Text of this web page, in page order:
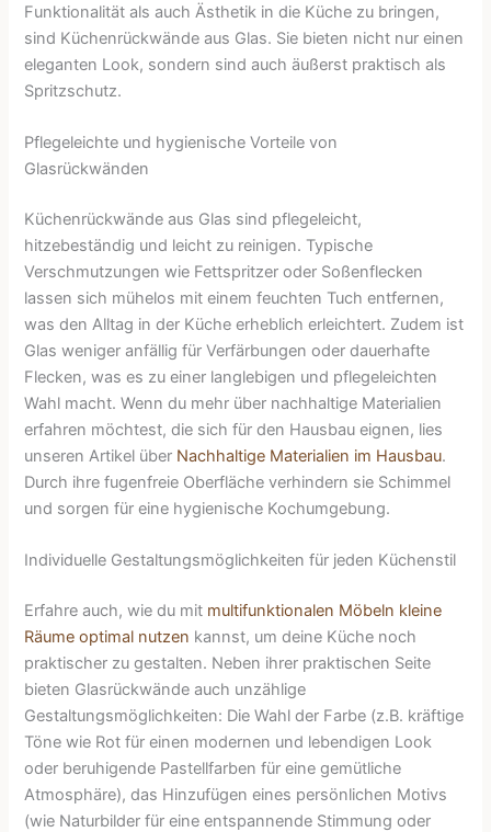
Funktionalität als auch Ästhetik in die Küche zu bringen,
sind Küchenrückwände aus Glas. Sie bieten nicht nur einen
eleganten Look, sondern sind auch äußerst praktisch als
Spritzschutz.
Pflegeleichte und hygienische Vorteile von
Glasrückwänden
Küchenrückwände aus Glas sind pflegeleicht,
hitzebeständig und leicht zu reinigen. Typische
Verschmutzungen wie Fettspritzer oder Soßenflecken
lassen sich mühelos mit einem feuchten Tuch entfernen,
was den Alltag in der Küche erheblich erleichtert. Zudem ist
Glas weniger anfällig für Verfärbungen oder dauerhafte
Flecken, was es zu einer langlebigen und pflegeleichten
Wahl macht. Wenn du mehr über nachhaltige Materialien
erfahren möchtest, die sich für den Hausbau eignen, lies
unseren Artikel über Nachhaltige Materialien im Hausbau.
Durch ihre fugenfreie Oberfläche verhindern sie Schimmel
und sorgen für eine hygienische Kochumgebung.
Individuelle Gestaltungsmöglichkeiten für jeden Küchenstil
Erfahre auch, wie du mit multifunktionalen Möbeln kleine
Räume optimal nutzen kannst, um deine Küche noch
praktischer zu gestalten. Neben ihrer praktischen Seite
bieten Glasrückwände auch unzählige
Gestaltungsmöglichkeiten: Die Wahl der Farbe (z.B. kräftige
Töne wie Rot für einen modernen und lebendigen Look
oder beruhigende Pastellfarben für eine gemütliche
Atmosphäre), das Hinzufügen eines persönlichen Motivs
(wie Naturbilder für eine entspannende Stimmung oder